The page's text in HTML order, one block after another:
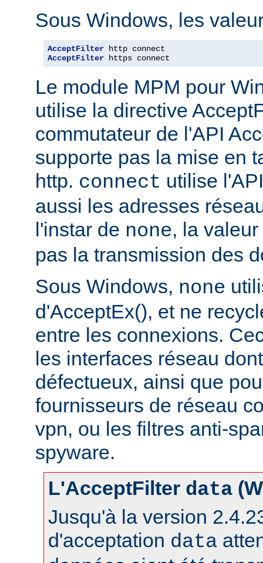
Sous Windows, les
AcceptFilter
AcceptFilter https connect
Le module MPM pour
utilise la directive
commutateur de l'API
supporte pas la mise en
http. connect utilise
aussi les adresses
l'instar de none, la valeur
pas la transmission des
Sous Windows, none
d'AcceptEx(), et ne
entre les connexions.
les interfaces réseau
défectueux, ainsi que
fournisseurs de réseau
vpn, ou les filtres anti-
spyware.
L'AcceptFilter data
Jusqu'à la version
d'acceptation data